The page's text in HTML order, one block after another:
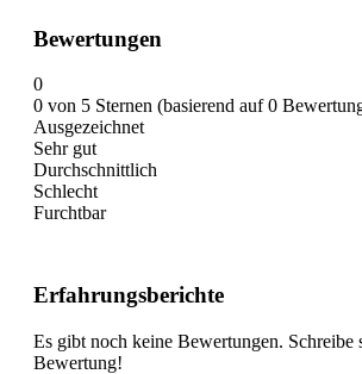
Bewertungen
0
0 von 5 Sternen (basierend auf 0
Ausgezeichnet
Sehr gut
Durchschnittlich
Schlecht
Furchtbar
Erfahrungsberichte
Es gibt noch keine Bewertungen. Schreibe
Bewertung!